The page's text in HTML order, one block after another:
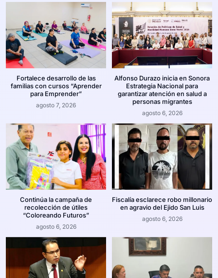
Fortalece desarrollo de las
familias con cursos “Aprender
para Emprender”
agosto 7, 2026
Alfonso Durazo inicia en Sonora
Estrategia Nacional para
garantizar atención en salud a
personas migrantes
agosto 6, 2026
Continúa la campaña de
recolección de útiles
“Coloreando Futuros”
agosto 6, 2026
Fiscalía esclarece robo millonario
en agravio del Ejido San Luis
agosto 6, 2026